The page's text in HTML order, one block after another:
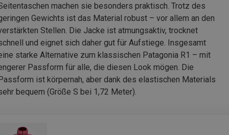
machen sie besonders praktisch. Trotz des
Gewichts ist das Material robust – vor allem an den
Stellen. Die Jacke ist atmungsaktiv, trocknet
und eignet sich daher gut für Aufstiege. Insgesamt
starke Alternative zum klassischen Patagonia R1 – mit
Passform für alle, die diesen Look mögen. Die
ist körpernah, aber dank des elastischen Materials
bequem (Größe S bei 1,72 Meter).